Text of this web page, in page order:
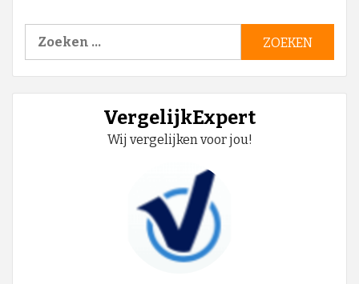
naar:
VergelijkExpert
Wij vergelijken voor jou!